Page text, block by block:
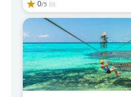
0/5 (0)